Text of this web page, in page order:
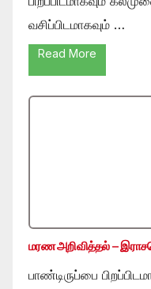
வசிப்பிடமாகவும் …
Read More
மரண அறிவித்தல் –
பாண்டிருப்பை